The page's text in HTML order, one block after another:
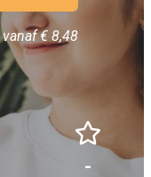
hulp
vanaf € 8,48
-